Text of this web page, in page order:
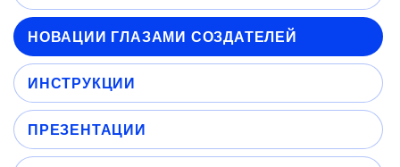
НОВАЦИИ ГЛАЗАМИ СОЗДАТЕЛЕЙ
ИНСТРУКЦИИ
ПРЕЗЕНТАЦИИ